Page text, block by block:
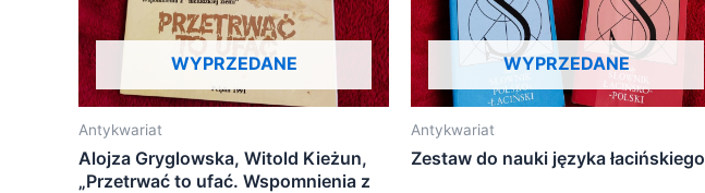
WYPRZEDANE
Antykwariat
Alojza Gryglowska, Witold Kieżun,
„Przetrwać to ufać. Wspomnienia z
WYPRZEDANE
Antykwariat
Zestaw do nauki języka łacińskiego